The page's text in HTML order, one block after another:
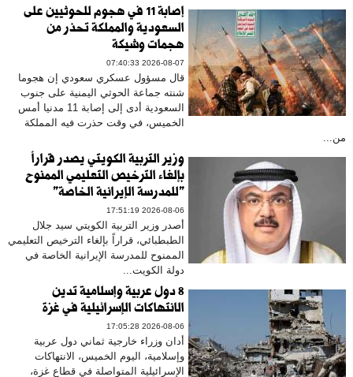
إصابة 11 في هجوم للحوثيين على
السعودية والمملكة تحذر من
هجمات وشيكة
2026-08-07 07:40:33
قال مسؤول عسكري سعودي إن هجوما
شنته جماعة الحوثي اليمنية على جنوب
السعودية أدى إلى إصابة 11 مدنيا أمس
الخميس، في وقت حذرت فيه المملكة
من...
وزير التربية الكويتي يصدر قراراً
بإلغاء الترخيص التعليمي الممنوح
"للمدرسة الإيرانية الخاصة"
2026-08-06 17:51:19
أصدر وزير التربية الكويتي سيد جلال
الطبطبائي، قراراً بإلغاء الترخيص التعليمي
الممنوح للمدرسة الإيرانية الخاصة في
دولة الكويت...
8 دول عربية وإسلامية تدين
الانتهاكات الإسرائيلية في غزة
2026-08-06 17:05:28
أدان وزراء خارجية ثماني دول عربية
وإسلامية، اليوم الخميس، الانتهاكات
الإسرائيلية المتواصلة في قطاع غزة،